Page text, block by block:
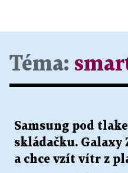
Téma:
Samsung pod
skládačku. Galaxy
a chce vzít vítr z